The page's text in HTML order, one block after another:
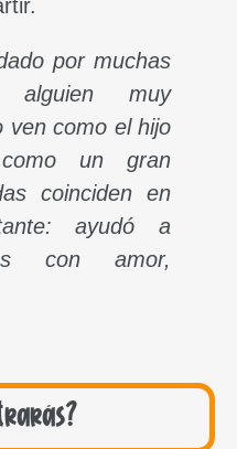
por muchas
alguien muy
ven como el hijo
un gran
coinciden en
ayudó a
con amor,